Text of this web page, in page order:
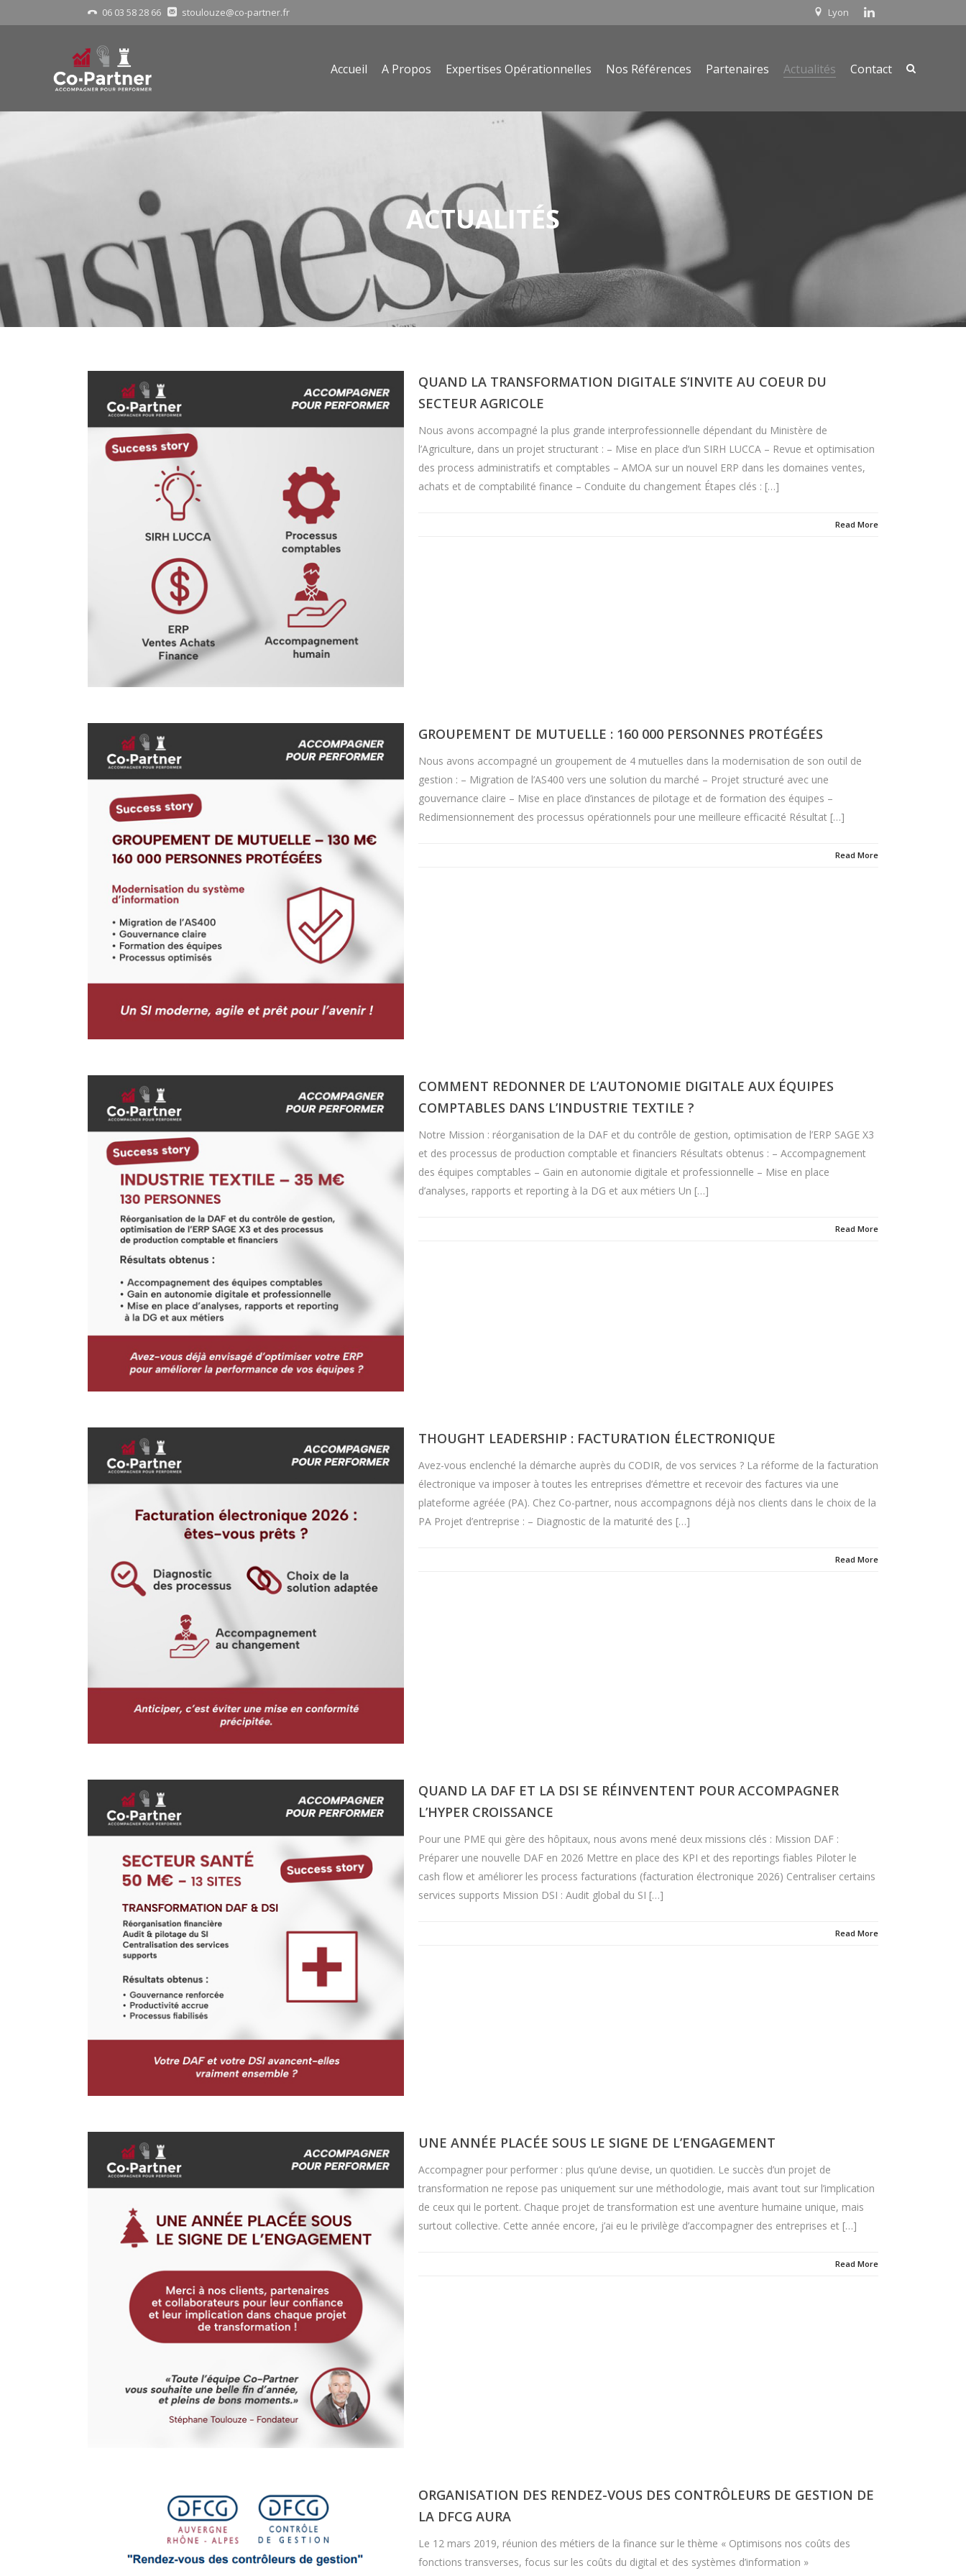
06 03 58 28 66 stoulouze@co-partner.fr Lyon
Accueil A Propos Expertises Opérationnelles Nos Références Partenaires Actualités Contact
ACTUALITÉS
QUAND LA TRANSFORMATION DIGITALE S’INVITE AU COEUR DU
SECTEUR AGRICOLE
Nous avons accompagné la plus grande interprofessionnelle dépendant du Ministère de
l’Agriculture, dans un projet structurant : – Mise en place d’un SIRH LUCCA – Revue et optimisation
des process administratifs et comptables – AMOA sur un nouvel ERP dans les domaines ventes,
achats et de comptabilité finance – Conduite du changement Étapes clés : […]
Read More
GROUPEMENT DE MUTUELLE : 160 000 PERSONNES PROTÉGÉES
Nous avons accompagné un groupement de 4 mutuelles dans la modernisation de son outil de
gestion : – Migration de l’AS400 vers une solution du marché – Projet structuré avec une
gouvernance claire – Mise en place d’instances de pilotage et de formation des équipes –
Redimensionnement des processus opérationnels pour une meilleure efficacité Résultat […]
Read More
COMMENT REDONNER DE L’AUTONOMIE DIGITALE AUX ÉQUIPES
COMPTABLES DANS L’INDUSTRIE TEXTILE ?
Notre Mission : réorganisation de la DAF et du contrôle de gestion, optimisation de l’ERP SAGE X3
et des processus de production comptable et financiers Résultats obtenus : – Accompagnement
des équipes comptables – Gain en autonomie digitale et professionnelle – Mise en place
d’analyses, rapports et reporting à la DG et aux métiers Un […]
Read More
THOUGHT LEADERSHIP : FACTURATION ÉLECTRONIQUE
Avez-vous enclenché la démarche auprès du CODIR, de vos services ? La réforme de la facturation
électronique va imposer à toutes les entreprises d’émettre et recevoir des factures via une
plateforme agréée (PA). Chez Co-partner, nous accompagnons déjà nos clients dans le choix de la
PA Projet d’entreprise : – Diagnostic de la maturité des […]
Read More
QUAND LA DAF ET LA DSI SE RÉINVENTENT POUR ACCOMPAGNER
L’HYPER CROISSANCE
Pour une PME qui gère des hôpitaux, nous avons mené deux missions clés : Mission DAF :
Préparer une nouvelle DAF en 2026 Mettre en place des KPI et des reportings fiables Piloter le
cash flow et améliorer les process facturations (facturation électronique 2026) Centraliser certains
services supports Mission DSI : Audit global du SI […]
Read More
UNE ANNÉE PLACÉE SOUS LE SIGNE DE L’ENGAGEMENT
Accompagner pour performer : plus qu’une devise, un quotidien. Le succès d’un projet de
transformation ne repose pas uniquement sur une méthodologie, mais avant tout sur l’implication
de ceux qui le portent. Chaque projet de transformation est une aventure humaine unique, mais
surtout collective. Cette année encore, j’ai eu le privilège d’accompagner des entreprises et […]
Read More
ORGANISATION DES RENDEZ-VOUS DES CONTRÔLEURS DE GESTION DE
LA DFCG AURA
Le 12 mars 2019, réunion des métiers de la finance sur le thème « Optimisons nos coûts des
fonctions transverses, focus sur les coûts du digital et des systèmes d’information »